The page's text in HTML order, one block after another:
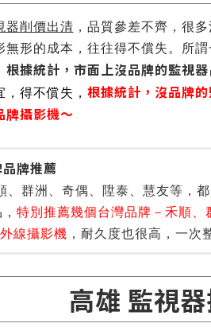
器削價出清 ，品質參差不齊，很
形的成本，往往得不償失。所
根據統計，市面上沒品牌的監視
得不償失， 根據統計，沒品牌
牌攝影機～
牌推薦
、群洲、奇偶、陞泰、慧友等，
特別推薦幾個台灣品牌－禾順
線攝影機 ，耐久度也很高，一次
高雄 監視